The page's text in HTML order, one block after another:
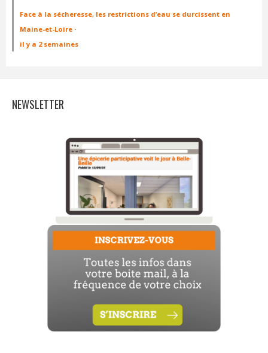
Face à la sécheresse, les restrictions d’eau se durcissent en
Maine-et-Loire ·
il y a 2 semaines
NEWSLETTER